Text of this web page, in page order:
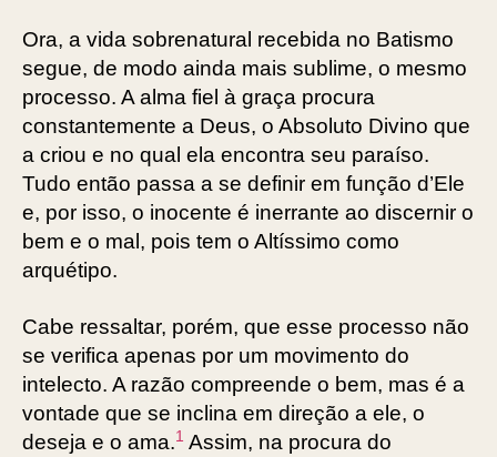
Ora, a vida sobrenatural recebida no Batismo
segue, de modo ainda mais sublime, o mesmo
processo. A alma fiel à graça procura
constantemente a Deus, o Absoluto Divino que
a criou e no qual ela encontra seu paraíso.
Tudo então passa a se definir em função d’Ele
e, por isso, o inocente é inerrante ao discernir o
bem e o mal, pois tem o Altíssimo como
arquétipo.
Cabe ressaltar, porém, que esse processo não
se verifica apenas por um movimento do
intelecto. A razão compreende o bem, mas é a
vontade que se inclina em direção a ele, o
deseja e o ama.1 Assim, na procura do